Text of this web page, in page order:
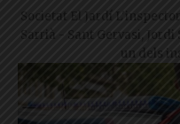
Societat El Jardí
Sarrià - Sant Gervasi,
un dels